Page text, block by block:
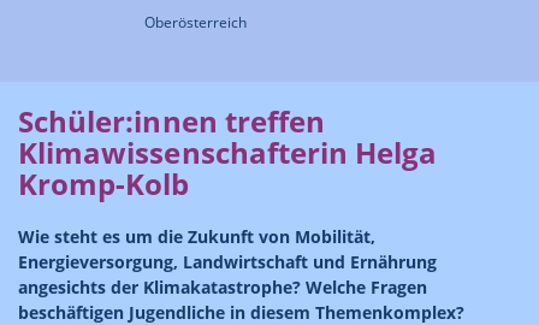
Oberösterreich
Schüler:innen treffen
Klimawissenschafterin Helga
Kromp-Kolb
Wie steht es um die Zukunft von Mobilität,
Energieversorgung, Landwirtschaft und Ernährung
angesichts der Klimakatastrophe? Welche Fragen
beschäftigen Jugendliche in diesem Themenkomplex?